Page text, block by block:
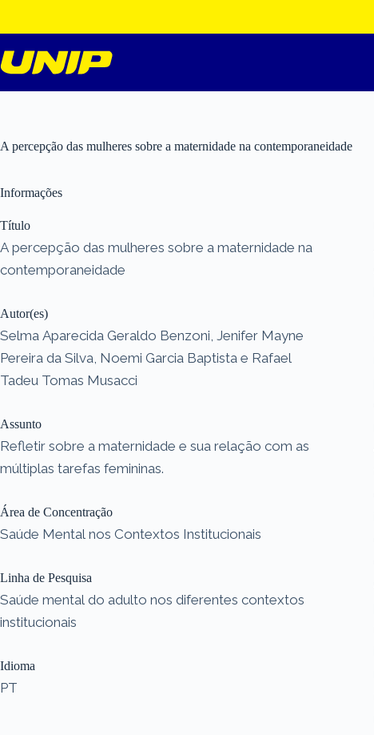
o
conteúdo
A percepção das mulheres sobre a maternidade na contemporaneidade
Informações
Título
A percepção das mulheres sobre a maternidade na
contemporaneidade
Autor(es)
Selma Aparecida Geraldo Benzoni, Jenifer Mayne
Pereira da Silva, Noemi Garcia Baptista e Rafael
Tadeu Tomas Musacci
Assunto
Refletir sobre a maternidade e sua relação com as
múltiplas tarefas femininas.
Área de Concentração
Saúde Mental nos Contextos Institucionais
Linha de Pesquisa
Saúde mental do adulto nos diferentes contextos
institucionais
Idioma
PT